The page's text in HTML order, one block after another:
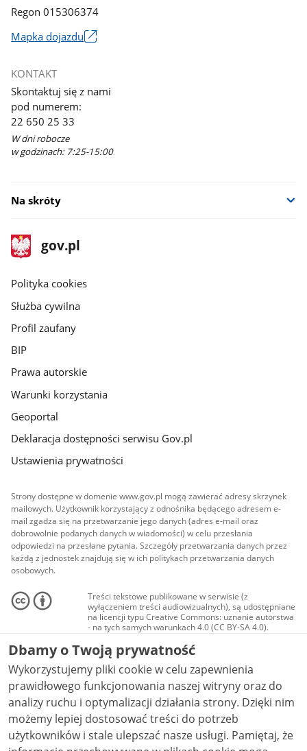
Regon 015306374
Mapka dojazdu
się
w
nowym
oknie
KONTAKT
Skontaktuj się z nami
pod numerem:
22 650 25 33
W dni robocze
w godzinach: 7:25-15:00
Na skróty
stopka
gov.pl
Strona
gov.pl
gov.pl
Polityka cookies
Służba cywilna
Profil zaufany
BIP
Prawa autorskie
Warunki korzystania
Geoportal
Deklaracja dostępności serwisu Gov.pl
Ustawienia prywatności
Strony dostępne w domenie www.gov.pl mogą zawierać adresy skrzynek
mailowych. Użytkownik korzystający z odnośnika będącego adresem e-
mail zgadza się na przetwarzanie jego danych (adres e-mail oraz
dobrowolnie podanych danych w wiadomości) w celu przesłania
odpowiedzi na przesłane pytania. Szczegóły przetwarzania danych przez
każdą z jednostek znajdują się w ich politykach przetwarzania danych
osobowych.
Treści tekstowe publikowane w serwisie (z
wyłączeniem treści audiowizualnych), są udostępniane
na licencji typu Creative Commons: uznanie autorstwa
- na tych samych warunkach 4.0 (CC BY-SA 4.0).
Materiały audiowizualne, w tym zdjęcia, materiały
audio i wideo, są udostępniane na licencji typu
Creative Commons: uznanie autorstwa użycie
niekomercyjne - bez utworów zależnych 4.0 (CC BY-
NC-ND 4.0), o ile nie jest to stwierdzone inaczej.
Dbamy o Twoją prywatność
Wykorzystujemy pliki cookie w celu zapewnienia
prawidłowego funkcjonowania naszej witryny oraz do
analizy ruchu i optymalizacji działania strony. Dzięki nim
możemy lepiej dostosować treści do potrzeb
użytkowników i stale ulepszać nasze usługi. Pamiętaj, że